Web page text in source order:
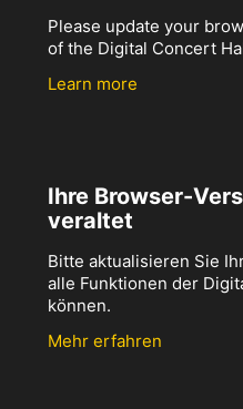
Please update your
of the Digital Concert
Learn more
Ihre Browser-
veraltet
Bitte aktualisieren Sie
alle Funktionen der
können.
Mehr erfahren